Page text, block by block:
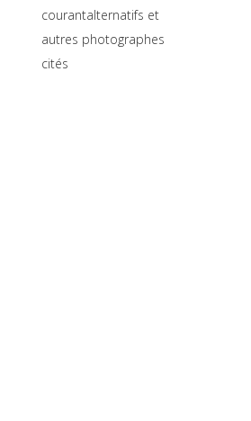
courantalternatifs et
autres photographes
cités